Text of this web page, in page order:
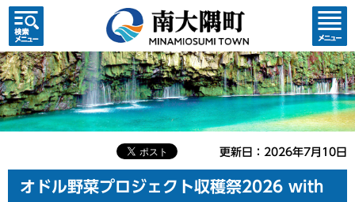
検索・
共通メ
ニュー
コンテ
ンツメ
ニュー
更新日：2026年7月10日
オドル野菜プロジェクト収穫祭2026 with